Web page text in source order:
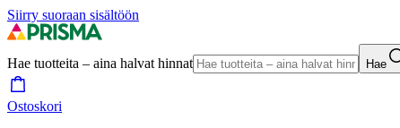
Siirry suoraan sisältöön
Hae tuotteita – aina halvat hinnat Hae
Ostoskori